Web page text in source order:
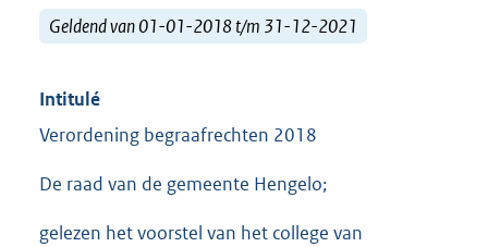
Geldend van 01-01-2018 t/m 31-12-2021
Intitulé
Verordening begraafrechten 2018
De raad van de gemeente Hengelo;
gelezen het voorstel van het college van